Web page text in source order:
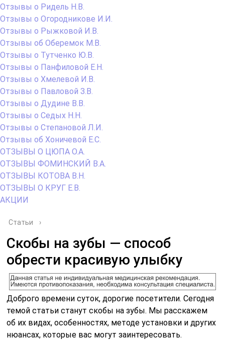
Отзывы о Ридель Н.В.
Отзывы о Огородникове И.И.
Отзывы о Рыжковой И.В.
Отзывы об Оберемок М.В.
Отзывы о Тутченко Ю.В.
Отзывы о Панфиловой Е.Н.
Отзывы о Хмелевой И.В.
Отзывы о Павловой З.В.
Отзывы о Дудине В.В.
Отзывы о Седых Н.Н.
Отзывы о Степановой Л.И.
Отзывы об Хоничевой Е.С.
ОТЗЫВЫ О ЦЮПА О.А.
ОТЗЫВЫ ФОМИНСКИЙ В.А.
ОТЗЫВЫ КОТОВА В.Н.
ОТЗЫВЫ О КРУГ Е.В.
АКЦИИ
Статьи ›
Скобы на зубы — способ
обрести красивую улыбку
Доброго времени суток, дорогие посетители. Сегодня
темой статьи станут скобы на зубы. Мы расскажем
об их видах, особенностях, методе установки и других
нюансах, которые вас могут заинтересовать.